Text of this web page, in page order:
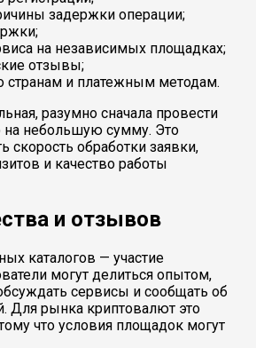
задержки операции;
на независимых площадках;
отзывы;
странам и платежным методам.
разумно сначала провести
на небольшую сумму. Это
скорость обработки заявки,
и качество работы
и отзывов
каталогов — участие
могут делиться опытом,
сервисы и сообщать об
Для рынка криптовалют это
что условия площадок могут